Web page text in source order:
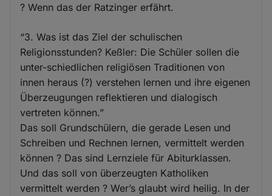
? Wenn das der Ratzinger erfährt.
“3. Was ist das Ziel der schulischen
Religionsstunden? Keßler: Die Schüler sollen die
unter-schiedlichen religiösen Traditionen von
innen heraus (?) verstehen lernen und ihre eigenen
Überzeugungen reflektieren und dialogisch
vertreten können.”
Das soll Grundschülern, die gerade Lesen und
Schreiben und Rechnen lernen, vermittelt werden
können ? Das sind Lernziele für Abiturklassen.
Und das soll von überzeugten Katholiken
vermittelt werden ? Wer’s glaubt wird heilig. In der